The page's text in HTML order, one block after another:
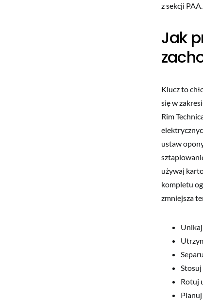
z sekcji PAA.
Jak
Klucz to
się w
Rim
ustaw
używaj
kompletu
zmniejsza
Stosuj
Rotuj